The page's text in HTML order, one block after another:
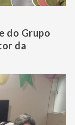
do Grupo
da